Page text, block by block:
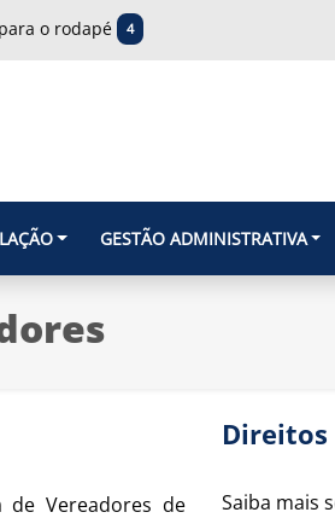
o rodapé 4
GESTÃO ADMINISTRATIVA
de Vereadores de
Direitos
Saiba mais